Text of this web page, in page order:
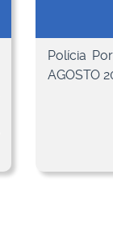
Polícia
AGOSTO